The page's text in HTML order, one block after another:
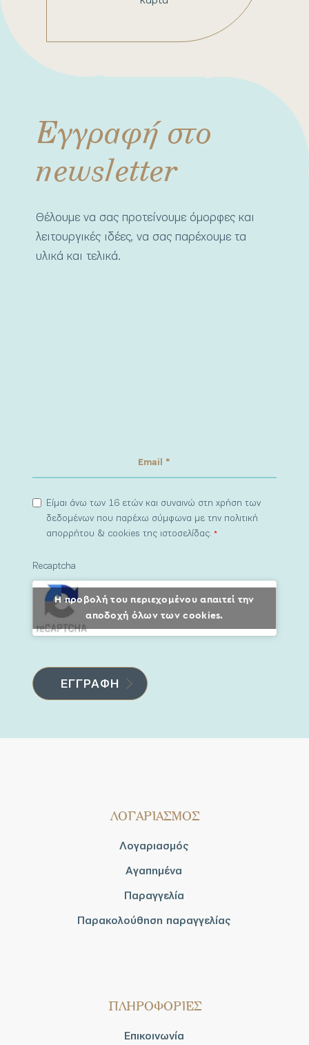
Εγγραφή στο
newsletter
Θέλουμε να σας προτείνουμε όμορφες και
λειτουργικές ιδέες, να σας παρέχουμε τα
υλικά και τελικά.
Είμαι άνω των 16 ετών και συναινώ στη χρήση των
δεδομένων που παρέχω σύμφωνα με την πολιτική
απορρήτου & cookies της ιστοσελίδας.*
Recaptcha
Η προβολή του περιεχομένου απαιτεί την
αποδοχή όλων των cookies.
ΛΟΓΑΡΙΑΣΜΟΣ
Λογαριασμός
Αγαπημένα
Παραγγελία
Παρακολούθηση παραγγελίας
ΠΛΗΡΟΦΟΡΙΕΣ
Επικοινωνία